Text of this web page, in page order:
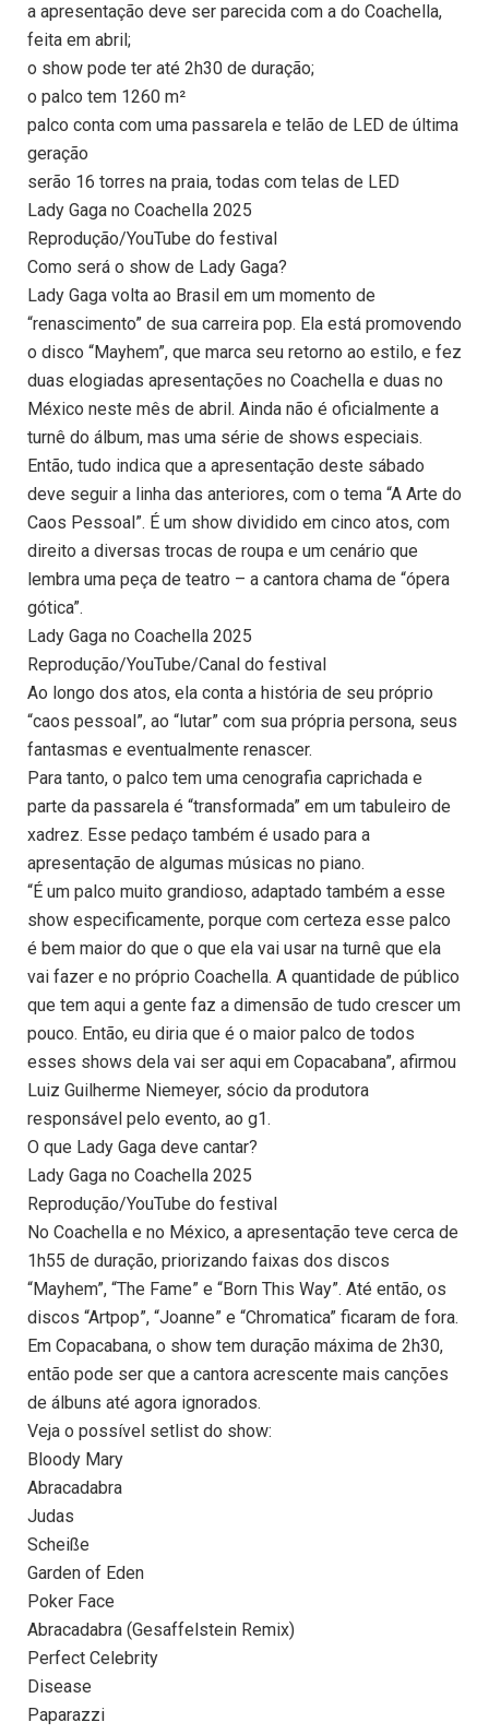
a apresentação deve ser parecida com a do Coachella,
feita em abril;
o show pode ter até 2h30 de duração;
o palco tem 1260 m²
palco conta com uma passarela e telão de LED de última
geração
serão 16 torres na praia, todas com telas de LED
Lady Gaga no Coachella 2025
Reprodução/YouTube do festival
Como será o show de Lady Gaga?
Lady Gaga volta ao Brasil em um momento de
“renascimento” de sua carreira pop. Ela está promovendo
o disco “Mayhem”, que marca seu retorno ao estilo, e fez
duas elogiadas apresentações no Coachella e duas no
México neste mês de abril. Ainda não é oficialmente a
turnê do álbum, mas uma série de shows especiais.
Então, tudo indica que a apresentação deste sábado
deve seguir a linha das anteriores, com o tema “A Arte do
Caos Pessoal”. É um show dividido em cinco atos, com
direito a diversas trocas de roupa e um cenário que
lembra uma peça de teatro – a cantora chama de “ópera
gótica”.
Lady Gaga no Coachella 2025
Reprodução/YouTube/Canal do festival
Ao longo dos atos, ela conta a história de seu próprio
“caos pessoal”, ao “lutar” com sua própria persona, seus
fantasmas e eventualmente renascer.
Para tanto, o palco tem uma cenografia caprichada e
parte da passarela é “transformada” em um tabuleiro de
xadrez. Esse pedaço também é usado para a
apresentação de algumas músicas no piano.
“É um palco muito grandioso, adaptado também a esse
show especificamente, porque com certeza esse palco
é bem maior do que o que ela vai usar na turnê que ela
vai fazer e no próprio Coachella. A quantidade de público
que tem aqui a gente faz a dimensão de tudo crescer um
pouco. Então, eu diria que é o maior palco de todos
esses shows dela vai ser aqui em Copacabana”, afirmou
Luiz Guilherme Niemeyer, sócio da produtora
responsável pelo evento, ao g1.
O que Lady Gaga deve cantar?
Lady Gaga no Coachella 2025
Reprodução/YouTube do festival
No Coachella e no México, a apresentação teve cerca de
1h55 de duração, priorizando faixas dos discos
“Mayhem”, “The Fame” e “Born This Way”. Até então, os
discos “Artpop”, “Joanne” e “Chromatica” ficaram de fora.
Em Copacabana, o show tem duração máxima de 2h30,
então pode ser que a cantora acrescente mais canções
de álbuns até agora ignorados.
Veja o possível setlist do show:
Bloody Mary
Abracadabra
Judas
Scheiße
Garden of Eden
Poker Face
Abracadabra (Gesaffelstein Remix)
Perfect Celebrity
Disease
Paparazzi